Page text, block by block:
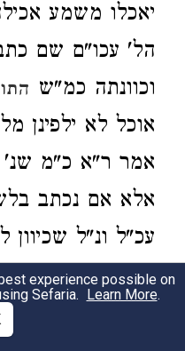
יאכלו משמע
הל' עכו"ם שם
וכוונתה כמ"ש
אוכל לא ילפינן
אמר ר"א כ"מ שנ'
אלא אם נכתב
עכ"ל ונ"ל
הפר"ח שהקשה
אבהו דכ"מ שנ'
experience possible on
Sefaria. Learn More.